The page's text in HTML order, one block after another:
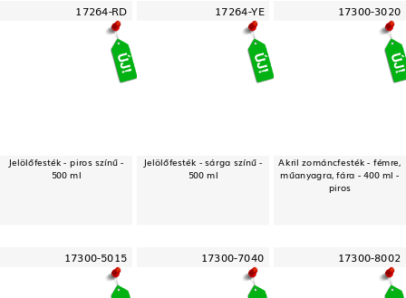
17264-RD
Jelölőfesték - piros színű -
500 ml
17264-YE
Jelölőfesték - sárga színű -
500 ml
17300-3020
Akril zománcfesték - fémre,
műanyagra, fára - 400 ml -
piros
17300-5015 17300-7040 17300-8002